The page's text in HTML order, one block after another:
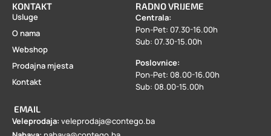
KONTAKT
Usluge
O nama
Webshop
Prodajna mjesta
Kontakt
EMAIL
Veleprodaja: veleprodaja@contego.ba
RADNO VRIJEME
Centrala:
Pon-Pet: 07.30-16.00h
Sub: 07.30-15.00h
Poslovnice:
Pon-Pet: 08.00-16.00h
Sub: 08.00-15.00h